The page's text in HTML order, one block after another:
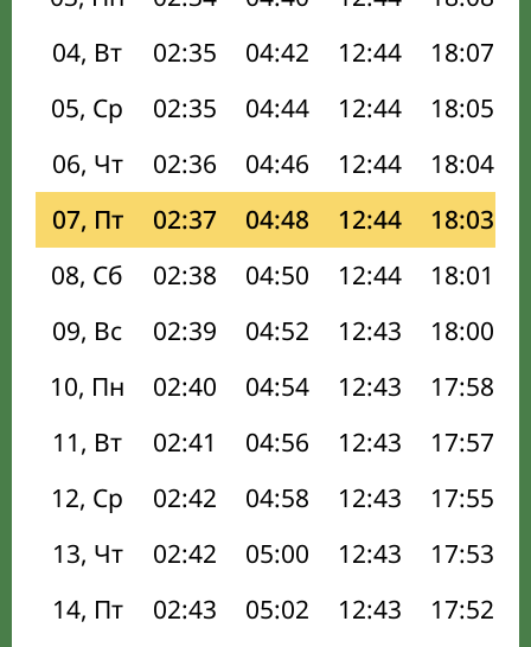
04, Вт
02:35 04:42 12:44 18:07
05, Ср
02:35 04:44 12:44 18:05
06, Чт
02:36 04:46 12:44 18:04
07, Пт
02:37 04:48 12:44 18:03
08, Сб
02:38 04:50 12:44 18:01
09, Вс
02:39 04:52 12:43 18:00
10, Пн
02:40 04:54 12:43 17:58
11, Вт
02:41 04:56 12:43 17:57
12, Ср
02:42 04:58 12:43 17:55
13, Чт
02:42 05:00 12:43 17:53
14, Пт
02:43 05:02 12:43 17:52